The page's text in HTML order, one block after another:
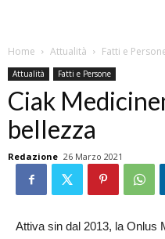
Home Attualità Fatti e
Attualità Fatti e Persone
Ciak
bellezza
Redazione 26 Marzo 2021
Attiva sin dal 2013, la Onlus